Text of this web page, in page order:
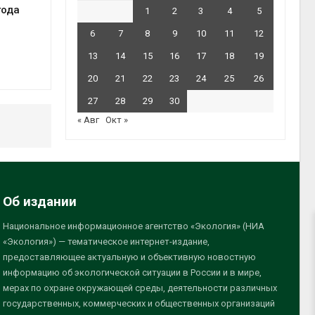
1 2 3 4 5
6 7 8 9 10 11 12
13 14 15 16 17 18 19
20 21 22 23 24 25 26
27 28 29
30
« Авг Окт »
Об издании
Национальное информационное агентство «Экология» (НИА
«Экология») — тематическое интернет-издание,
предоставляющее актуальную и объективную новостную
информацию об экологической ситуации в России и в мире,
мерах по охране окружающей среды, деятельности различных
государственных, коммерческих и общественных организаций